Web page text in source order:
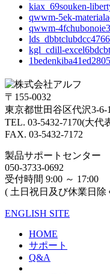
kiax_69souken-
qwwm-5ek-
qwwm-
kgl_cdill-
〒155-0032
東京都世田谷区代沢3-6-
TEL. 03-5432-7170(大代
FAX. 03-5432-7172
製品サポートセンター
050-3733-0692
受付時間 9:00 ～ 17:00
( 土日祝日及び休業日除
ENGLISH SITE
HOME
サポート
Q&A